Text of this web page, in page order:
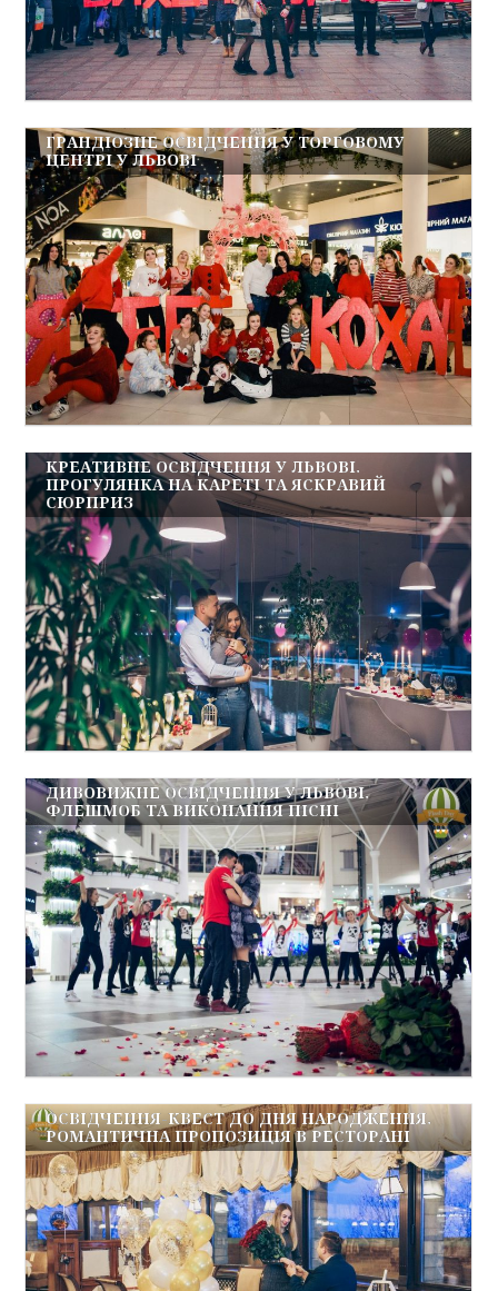
ГРАНДІОЗНЕ ОСВІДЧЕННЯ У ТОРГОВОМУ
ЦЕНТРІ У ЛЬВОВІ
КРЕАТИВНЕ ОСВІДЧЕННЯ У ЛЬВОВІ.
ПРОГУЛЯНКА НА КАРЕТІ ТА ЯСКРАВИЙ
СЮРПРИЗ
ДИВОВИЖНЕ ОСВІДЧЕННЯ У ЛЬВОВІ.
ФЛЕШМОБ ТА ВИКОНАННЯ ПІСНІ
ОСВІДЧЕННЯ-КВЕСТ ДО ДНЯ НАРОДЖЕННЯ.
РОМАНТИЧНА ПРОПОЗИЦІЯ В РЕСТОРАНІ